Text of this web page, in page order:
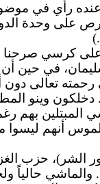
ليس عنده رأي
على وحدة
ورثة كل حضارات الدنيا من فينيقية وآرامية وسريانية
في حين
رحمته تعالى
دخلكون وينو
المبتلين بهم
أنهم ليسوا
الشر)، حزب
والماشي حالياً